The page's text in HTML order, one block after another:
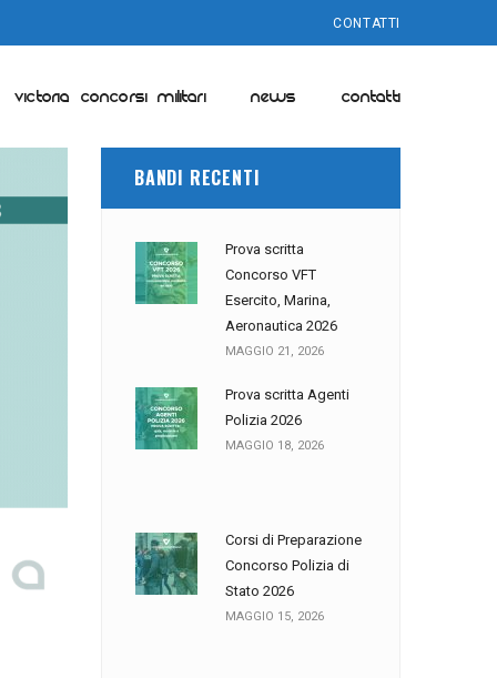
CONTATTI
VICTORIA CONCORSI MILITARI NEWS CONTATTI
BANDI RECENTI
Prova scritta
Concorso VFT
Esercito, Marina,
Aeronautica 2026
MAGGIO 21, 2026
Prova scritta Agenti
Polizia 2026
MAGGIO 18, 2026
Corsi di Preparazione
Concorso Polizia di
Stato 2026
MAGGIO 15, 2026